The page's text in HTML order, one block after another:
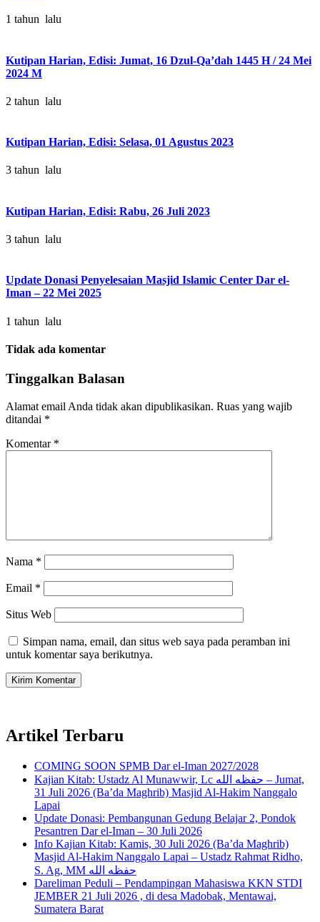
1 tahun lalu
Kutipan Harian, Edisi: Jumat, 16 Dzul-Qa’dah 1445 H / 24 Mei
2024 M
2 tahun lalu
Kutipan Harian, Edisi: Selasa, 01 Agustus 2023
3 tahun lalu
Kutipan Harian, Edisi: Rabu, 26 Juli 2023
3 tahun lalu
Update Donasi Penyelesaian Masjid Islamic Center Dar el-
Iman – 22 Mei 2025
1 tahun lalu
Tidak ada komentar
Tinggalkan Balasan
Alamat email Anda tidak akan dipublikasikan. Ruas yang wajib
ditandai *
Komentar *
Nama *
Email *
Situs Web
Simpan nama, email, dan situs web saya pada peramban ini
untuk komentar saya berikutnya.
Artikel Terbaru
COMING SOON SPMB Dar el-Iman 2027/2028
Kajian Kitab: Ustadz Al Munawwir, Lc حفظه الله – Jumat,
31 Juli 2026 (Ba’da Maghrib) Masjid Al-Hakim Nanggalo
Lapai
Update Donasi: Pembangunan Gedung Belajar 2, Pondok
Pesantren Dar el-Iman – 30 Juli 2026
Info Kajian Kitab: Kamis, 30 Juli 2026 (Ba’da Maghrib)
Masjid Al-Hakim Nanggalo Lapai – Ustadz Rahmat Ridho,
S. Ag, MM حفظه الله
Dareliman Peduli – Pendampingan Mahasiswa KKN STDI
JEMBER 21 Juli 2026 , di desa Madobak, Mentawai,
Sumatera Barat